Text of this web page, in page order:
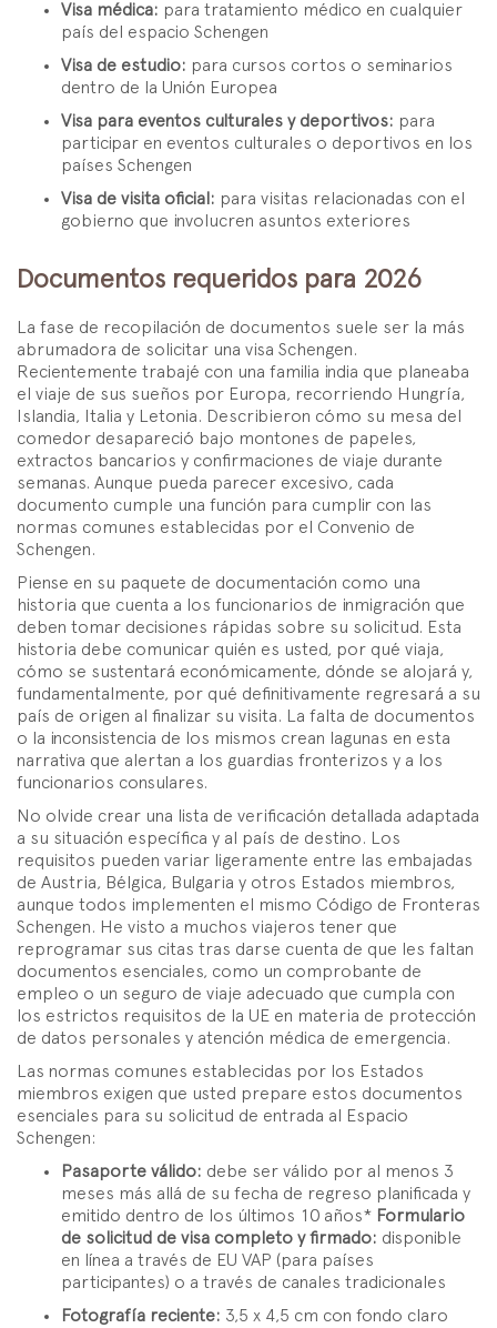
Visa médica: para tratamiento médico en cualquier
país del espacio Schengen
Visa de estudio: para cursos cortos o seminarios
dentro de la Unión Europea
Visa para eventos culturales y deportivos: para
participar en eventos culturales o deportivos en los
países Schengen
Visa de visita oficial: para visitas relacionadas con el
gobierno que involucren asuntos exteriores
Documentos requeridos para 2026
La fase de recopilación de documentos suele ser la más
abrumadora de solicitar una visa Schengen.
Recientemente trabajé con una familia india que planeaba
el viaje de sus sueños por Europa, recorriendo Hungría,
Islandia, Italia y Letonia. Describieron cómo su mesa del
comedor desapareció bajo montones de papeles,
extractos bancarios y confirmaciones de viaje durante
semanas. Aunque pueda parecer excesivo, cada
documento cumple una función para cumplir con las
normas comunes establecidas por el Convenio de
Schengen.
Piense en su paquete de documentación como una
historia que cuenta a los funcionarios de inmigración que
deben tomar decisiones rápidas sobre su solicitud. Esta
historia debe comunicar quién es usted, por qué viaja,
cómo se sustentará económicamente, dónde se alojará y,
fundamentalmente, por qué definitivamente regresará a su
país de origen al finalizar su visita. La falta de documentos
o la inconsistencia de los mismos crean lagunas en esta
narrativa que alertan a los guardias fronterizos y a los
funcionarios consulares.
No olvide crear una lista de verificación detallada adaptada
a su situación específica y al país de destino. Los
requisitos pueden variar ligeramente entre las embajadas
de Austria, Bélgica, Bulgaria y otros Estados miembros,
aunque todos implementen el mismo Código de Fronteras
Schengen. He visto a muchos viajeros tener que
reprogramar sus citas tras darse cuenta de que les faltan
documentos esenciales, como un comprobante de
empleo o un seguro de viaje adecuado que cumpla con
los estrictos requisitos de la UE en materia de protección
de datos personales y atención médica de emergencia.
Las normas comunes establecidas por los Estados
miembros exigen que usted prepare estos documentos
esenciales para su solicitud de entrada al Espacio
Schengen:
Pasaporte válido: debe ser válido por al menos 3
meses más allá de su fecha de regreso planificada y
emitido dentro de los últimos 10 años* Formulario
de solicitud de visa completo y firmado: disponible
en línea a través de EU VAP (para países
participantes) o a través de canales tradicionales
Fotografía reciente: 3,5 x 4,5 cm con fondo claro